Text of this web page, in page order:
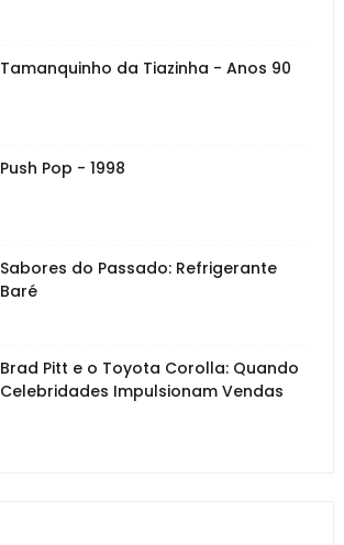
Tamanquinho da Tiazinha - Anos 90
Push Pop - 1998
Sabores do Passado: Refrigerante
Baré
Brad Pitt e o Toyota Corolla: Quando
Celebridades Impulsionam Vendas